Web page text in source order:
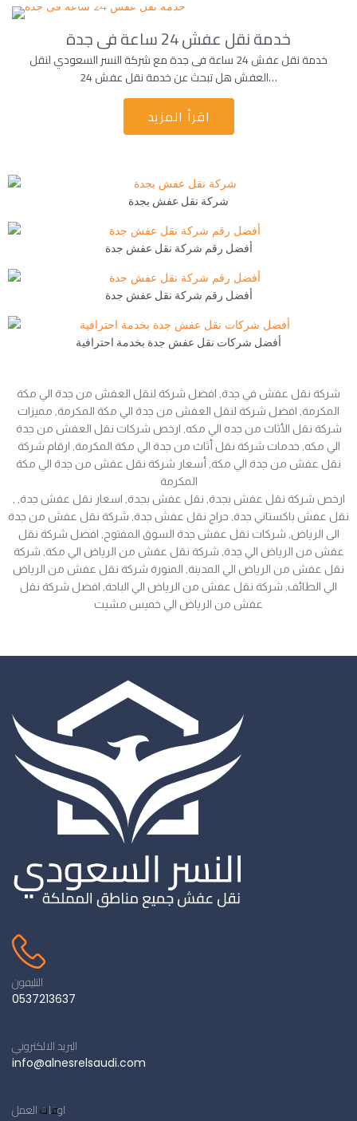
خدمة نقل عفش 24 ساعة فى جدة
خدمة نقل عفش 24 ساعة فى جدة مع شركة النسر السعودي لنقل
العفش هل تبحث عن خدمة نقل عفش 24…
اقرأ المزيد
شركة نقل عفش بجدة
أفضل رقم شركة نقل عفش جدة
أفضل رقم شركة نقل عفش جدة
أفضل شركات نقل عفش جدة بخدمة احترافية
شركة نقل عفش في جدة, افضل شركة لنقل العفش من جدة الي مكة
المكرمة, افضل شركة لنقل العفش من جدة الي مكة المكرمة, مميزات
شركة نقل الأثاث من جده الي مكه, ارخص شركات نقل العفش من جدة
الي مكه, خدمات شركة نقل أثاث من جدة الي مكة المكرمة, ارقام شركة
نقل عفش من جدة الي مكة, أسعار شركة نقل عفش من جدة الي مكة
المكرمة
نقل عفش باكستاني جدة, حراج نقل عفش جدة, شركة نقل عفش من جدة
الى الرياض, شركات نقل عفش جدة السوق المفتوح, افضل شركة نقل
عفش من الرياض الي جدة, شركة نقل عفش من الرياض الي مكة, شركة
نقل عفش من الرياض الي المدينة, المنورة شركة نقل عفش من الرياض
الي الطائف, شركة نقل عفش من الرياض الي الباحة, افضل شركة نقل
عفش من الرياض الي خميس مشيت
التليفون
0537213637
البريد الالكتروني
info@alnesrelsaudi.com
اوقات العمل